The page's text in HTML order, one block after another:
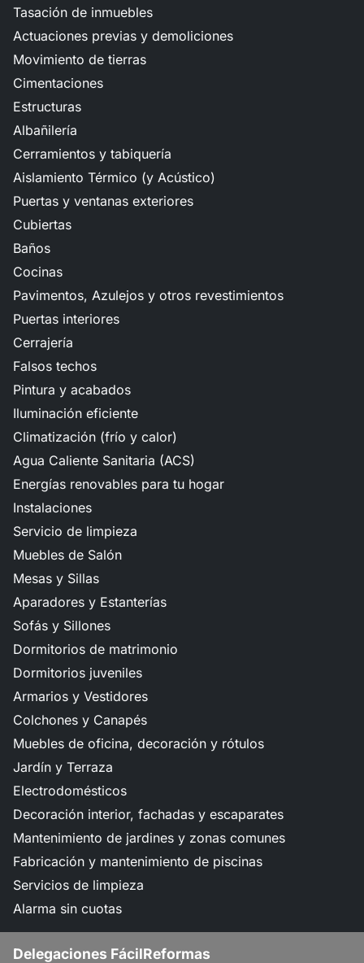
Tasación de inmuebles
Actuaciones previas y demoliciones
Movimiento de tierras
Cimentaciones
Estructuras
Albañilería
Cerramientos y tabiquería
Aislamiento Térmico (y Acústico)
Puertas y ventanas exteriores
Cubiertas
Baños
Cocinas
Pavimentos, Azulejos y otros revestimientos
Puertas interiores
Cerrajería
Falsos techos
Pintura y acabados
Iluminación eficiente
Climatización (frío y calor)
Agua Caliente Sanitaria (ACS)
Energías renovables para tu hogar
Instalaciones
Servicio de limpieza
Muebles de Salón
Mesas y Sillas
Aparadores y Estanterías
Sofás y Sillones
Dormitorios de matrimonio
Dormitorios juveniles
Armarios y Vestidores
Colchones y Canapés
Muebles de oficina, decoración y rótulos
Jardín y Terraza
Electrodomésticos
Decoración interior, fachadas y escaparates
Mantenimiento de jardines y zonas comunes
Fabricación y mantenimiento de piscinas
Servicios de limpieza
Alarma sin cuotas
Delegaciones FácilReformas